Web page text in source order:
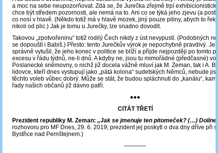
a moc na sebe neupozorňovat. Zdá se, že Jurečka zřejmě trpí
chce být středem pozornosti, ale nemá na to. Ani co se týká jeho zjevu (a
co nosí v hlavě. (Někdo totiž má v hlavě mozek, jiný pouze piliny, abych to řekl
nikoli od plic.) Jak je tomu u Jurečky, lze snadno dovodit.
Takovou „zpotvořeninu“ totiž rodilý Čech nikdy z úst nevypustí. (Podobných
se dopouští i Babiš.) Přesto: tento Jurečkův výrok je nepochybně pravdivý.
správně vytušil, že jeho konec v politice se blíží a přijde nejpozději po tomto
excesu v řádu týdnů, ne-li dnů. A kdyby ne, jsou tu mimořádné (předčasné)
Poslanecké sněmovny, o nichž již docela vážně mluví jak M. Zeman, tak i A.
lidovce, kteří dnes vystupují jako „pátá kolona“ sudetských Němců, nebude
těchto voleb vůbec dobrý. Může se stát, že budou spláchnuti do „kanálu“,
řady našich občanů již dávno patří.
●●●
CITÁT TŘETÍ
Prezident republiky M. Zeman: „Jak se jmenuje ten pitomeček? (…)
rozhovoru pro MF Dnes, 29. 6. 2019; prezident jej poskytl o dva dny dříve při
Bystřice nad Pernštejnem.)
─────